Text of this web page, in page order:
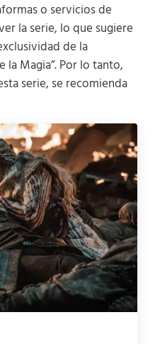
o servicios de
la serie, lo que sugiere
de la
Magia”. Por lo tanto,
serie, se recomienda